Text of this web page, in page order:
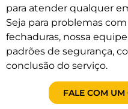
para atender qualquer
Seja para problemas
fechaduras, nossa
padrões de segurança,
conclusão do serviço.
FALE COM UM